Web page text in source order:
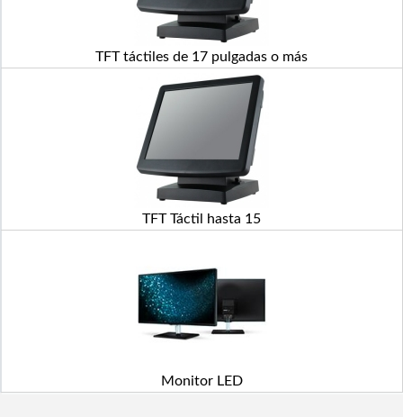
TFT táctiles de 17 pulgadas o más
TFT Táctil hasta 15
Monitor LED